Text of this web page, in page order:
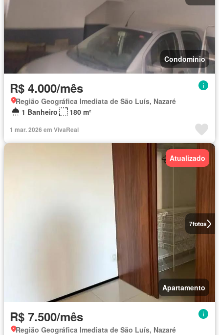
Condominio
R$ 4.000/mês
Região Geográfica Imediata de São Luís, Nazaré
1 Banheiro
180 m²
1 mar. 2026 em VivaReal
7fotos
Atualizado
Apartamento
R$ 7.500/mês
Região Geográfica Imediata de São Luís, Nazaré